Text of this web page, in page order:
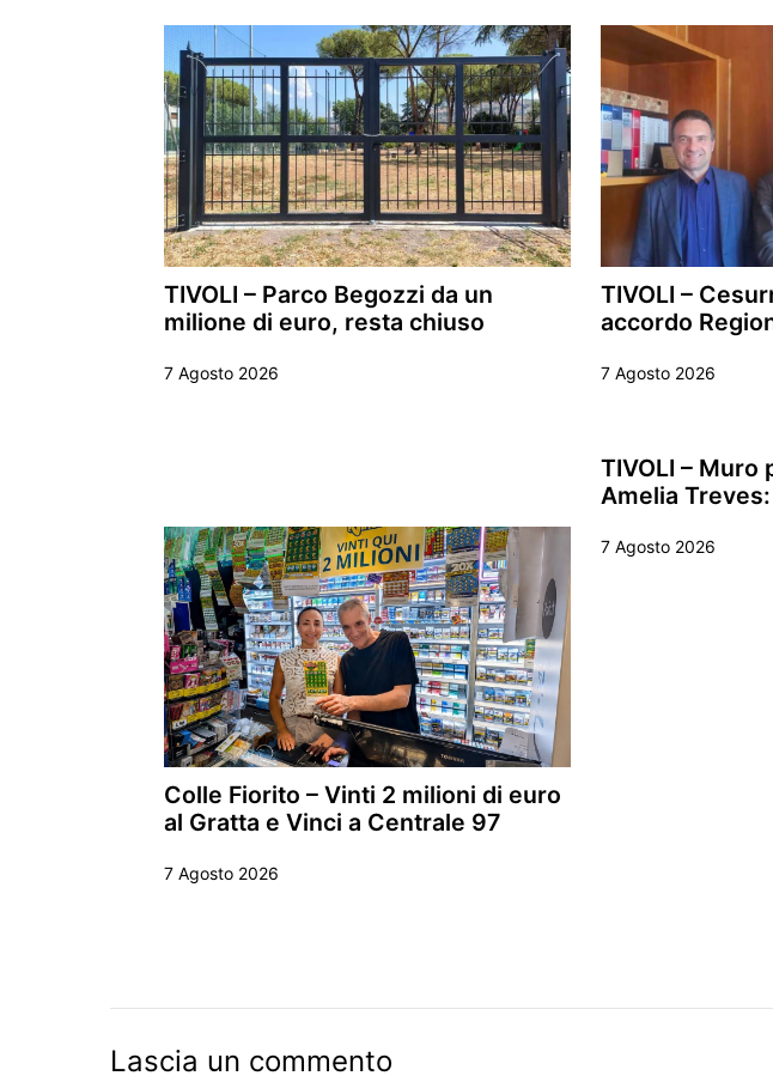
TIVOLI – Parco Begozzi da un
milione di euro, resta chiuso
7 Agosto 2026
TIVOLI –
accordo
7 Agosto 2026
Colle Fiorito – Vinti 2 milioni di euro
al Gratta e Vinci a Centrale 97
7 Agosto 2026
TIVOLI – Muro
Amelia
7 Agosto 2026
Lascia un commento